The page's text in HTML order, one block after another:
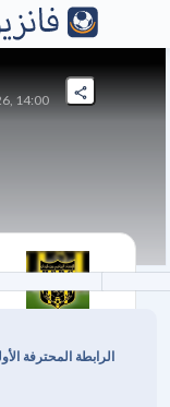
14:00
الرابطة المحترفة